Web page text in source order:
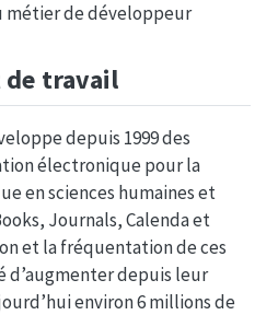
métier de développeur
travail
depuis 1999 des
électronique pour la
en sciences humaines et
Journals, Calenda et
et la fréquentation de ces
d’augmenter depuis leur
environ 6 millions de